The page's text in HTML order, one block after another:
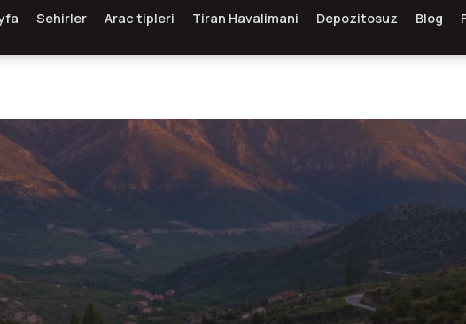
Sehirler Arac tipleri Tiran Havalimani Depozitosuz Blog